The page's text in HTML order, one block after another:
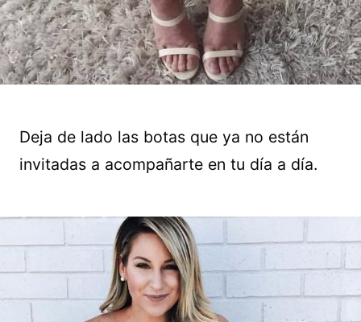
Deja de lado las botas que ya no están
invitadas a acompañarte en tu día a día.